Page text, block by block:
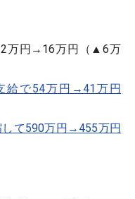
万円→16万円（▲6万
給で54万円→41万円
て590万円→455万円